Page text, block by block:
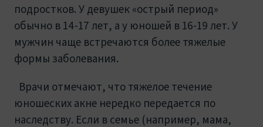
подростков. У девушек «острый период»
обычно в 14-17 лет, а у юношей в 16-19 лет. У
мужчин чаще встречаются более тяжелые
формы заболевания.
Врачи отмечают, что тяжелое течение
юношеских акне нередко передается по
наследству. Если в семье (например, мама,